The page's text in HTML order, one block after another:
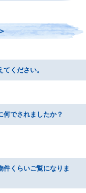
ください。
何でされましたか？
件くらいご覧になりま